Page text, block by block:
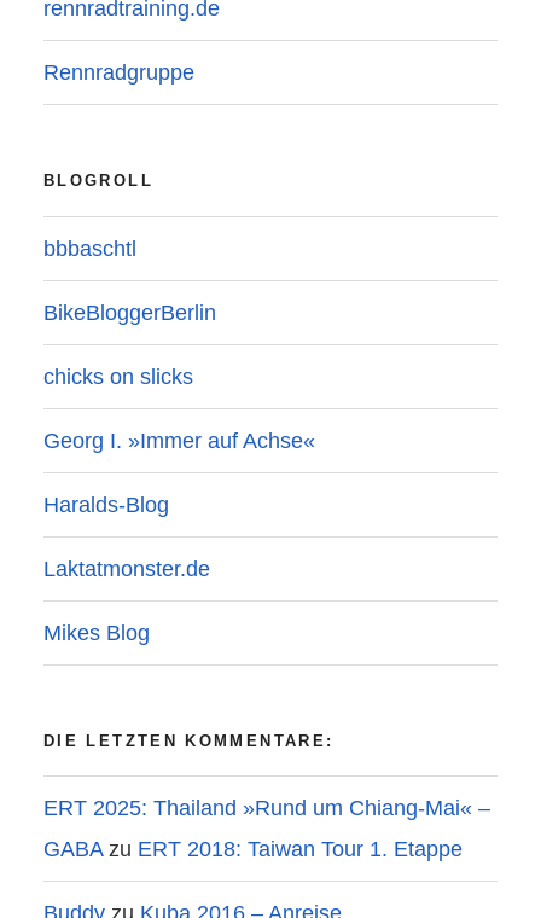
rennradtraining.de
Rennradgruppe
BLOGROLL
bbbaschtl
BikeBloggerBerlin
chicks on slicks
Georg I. »Immer auf Achse«
Haralds-Blog
Laktatmonster.de
Mikes Blog
DIE LETZTEN KOMMENTARE:
ERT 2025: Thailand »Rund um Chiang-Mai« –
GABAzu ERT 2018: Taiwan Tour 1. Etappe
Buddy zu Kuba 2016 – Anreise